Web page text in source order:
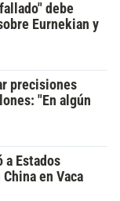
debe
Eurnekian y
precisiones
"En algún
a Estados
en Vaca